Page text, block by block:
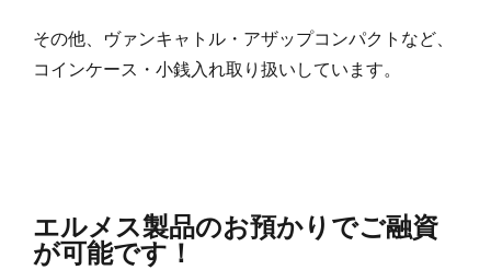
その他、ヴァンキャトル・アザップコンパクトなど、
コインケース・小銭入れ取り扱いしています。
エルメス製品のお預かりでご融資
が可能です！